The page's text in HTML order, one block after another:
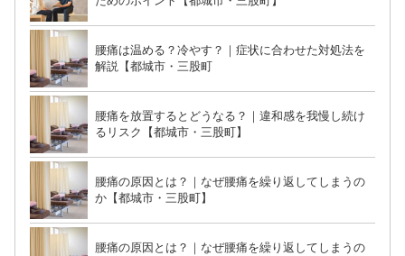
腰痛は温める？冷やす？｜症状に合わせた対処法を
解説【都城市・三股町
腰痛を放置するとどうなる？｜違和感を我慢し続け
るリスク【都城市・三股町】
腰痛の原因とは？｜なぜ腰痛を繰り返してしまうの
か【都城市・三股町】
腰痛の原因とは？｜なぜ腰痛を繰り返してしまうの